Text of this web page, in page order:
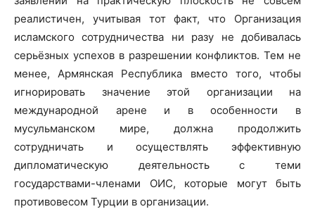
реалистичен, учитывая тот факт, что Организация
исламского сотрудничества ни разу не добивалась
серьёзных успехов в разрешении конфликтов. Тем не
менее, Армянская Республика вместо того, чтобы
игнорировать значение этой организации на
международной арене и в особенности в
мусульманском мире, должна продолжить
сотрудничать и осуществлять эффективную
дипломатическую деятельность с теми
государствами-членами ОИС, которые могут быть
противовесом Турции в организации.